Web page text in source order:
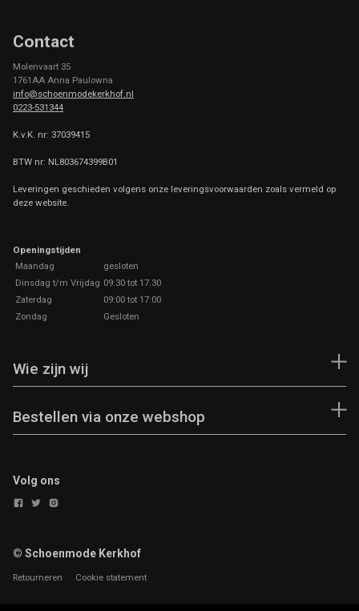
Contact
Molenvaart 35
1761AA Anna Paulowna
info@schoenmodekerkhof.nl
0223-531344
K.v.K. nr: 37039415
BTW nr: NL803674399B01
Leveringen geschieden volgens onze leveringsvoorwaarden zoals vermeld op
deze website.
Openingstijden
Maandag
gesloten
Dinsdag t/m Vrijdag 09:30 tot 17.30
Zaterdag
09:00 tot 17:00
Zondag
Gesloten
Wie zijn wij
Bestellen via onze webshop
Volg ons
© Schoenmode Kerkhof
Retourneren Cookie statement